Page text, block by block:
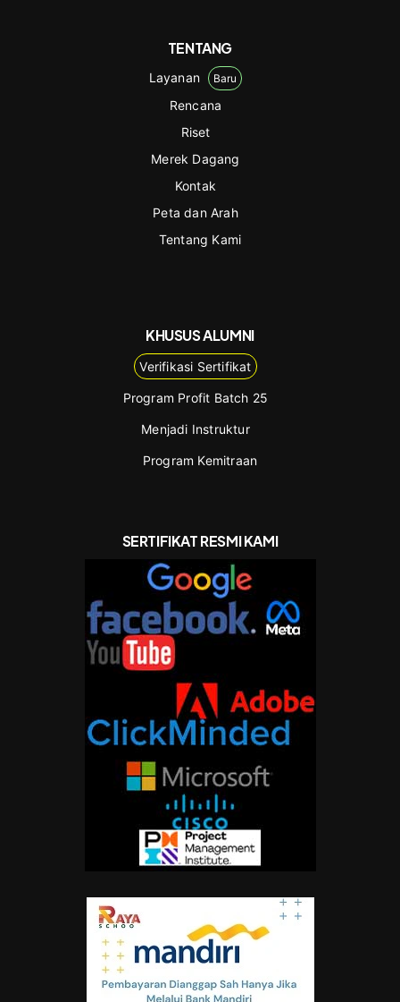
TENTANG
Layanan Baru
Rencana
Riset
Merek Dagang
Kontak
Peta dan Arah
Tentang Kami
KHUSUS ALUMNI
Verifikasi Sertifikat
Program Profit Batch 25
Menjadi Instruktur
Program Kemitraan
SERTIFIKAT RESMI KAMI